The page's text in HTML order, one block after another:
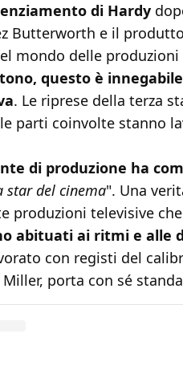
di Hardy
Butterworth e il
mondo delle
questo è
. Le riprese della terza
parti coinvolte stanno
di produzione ha
star del cinema". Una
produzioni televisive
abituati ai ritmi e alle
con registi del
porta con sé